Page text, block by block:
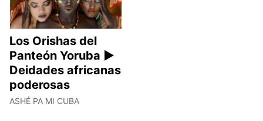
Los Orishas del
Panteón Yoruba ►
Deidades africanas
poderosas
ASHÉ PA MI CUBA